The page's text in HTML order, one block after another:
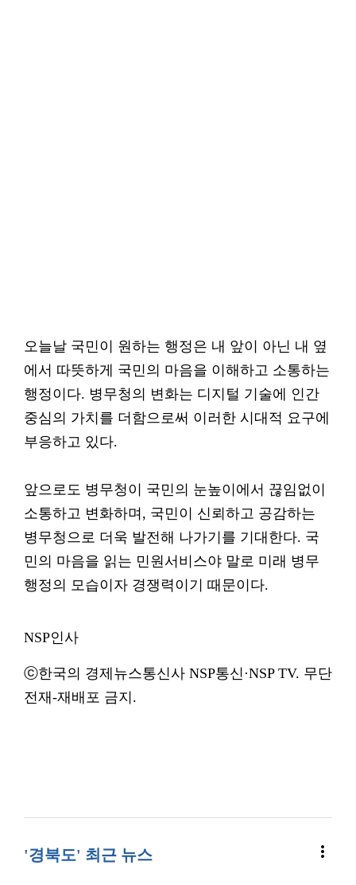
오늘날 국민이 원하는 행정은 내 앞이 아닌 내 옆
에서 따뜻하게 국민의 마음을 이해하고 소통하는
행정이다. 병무청의 변화는 디지털 기술에 인간
중심의 가치를 더함으로써 이러한 시대적 요구에
부응하고 있다.
앞으로도 병무청이 국민의 눈높이에서 끊임없이
소통하고 변화하며, 국민이 신뢰하고 공감하는
병무청으로 더욱 발전해 나가기를 기대한다. 국
민의 마음을 읽는 민원서비스야 말로 미래 병무
행정의 모습이자 경쟁력이기 때문이다.
NSP인사
ⓒ한국의 경제뉴스통신사 NSP통신·NSP TV. 무단
전재-재배포 금지.
'경북도' 최근 뉴스 more_vert